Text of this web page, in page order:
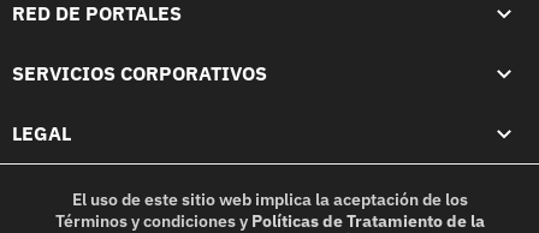
RED DE PORTALES
SERVICIOS CORPORATIVOS
LEGAL
El uso de este sitio web implica la aceptación de los
Términos y condicionesy Políticas de Tratamiento de la